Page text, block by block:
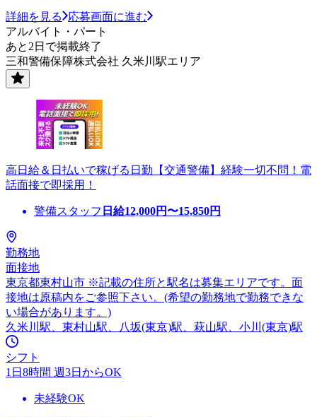
詳細を見る
応募画面に進む
アルバイト・パート
あと2日で掲載終了
三和警備保障株式会社 久米川駅エリア
高日給＆日払いで稼げる日勤【交通警備】経験一切不問！電
話面接で即採用！
警備スタッフ 日給12,000円〜15,850円
勤務地
面接地
東京都東村山市 ※記載の住所と駅名は募集エリアです。面
接地は原稿内をご参照下さい。(希望の勤務地で勤務できな
い場合があります。)
久米川駅、東村山駅、八坂(東京)駅、萩山駅、小川(東京)駅
シフト
1日8時間 週3日からOK
未経験OK